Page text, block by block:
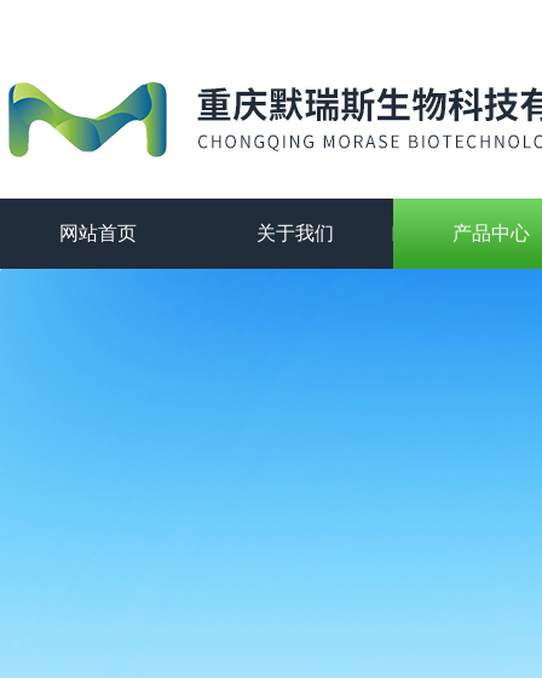
网站首页 关于我们 产品中心